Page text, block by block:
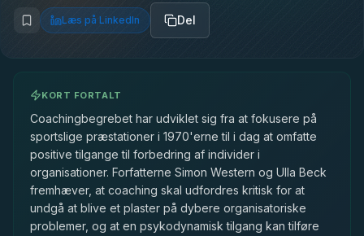
Læs på LinkedIn Del
KORT FORTALT
Coachingbegrebet har udviklet sig fra at fokusere på
sportslige præstationer i 1970'erne til i dag at omfatte
positive tilgange til forbedring af individer i
organisationer. Forfatterne Simon Western og Ulla Beck
fremhæver, at coaching skal udfordres kritisk for at
undgå at blive et plaster på dybere organisatoriske
problemer, og at en psykodynamisk tilgang kan tilføre